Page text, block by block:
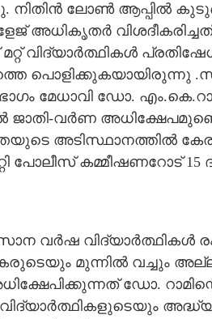
നിതിൻ ലോൺ ആപ്പിൽ
അധികൃതർ
വിദ്യാർത്ഥികൾ
പൊളിക്കുകയായിരുന്നു
മേധാവി ഡോ.
ജാതി-വർണ
അടിസ്ഥാനത്തിൽ കേരള
കമ്മീഷണറോട് 15
വർഷ വിദ്യാർത്ഥികൾ
മുന്നിൽ വച്ചും
ഡോ.